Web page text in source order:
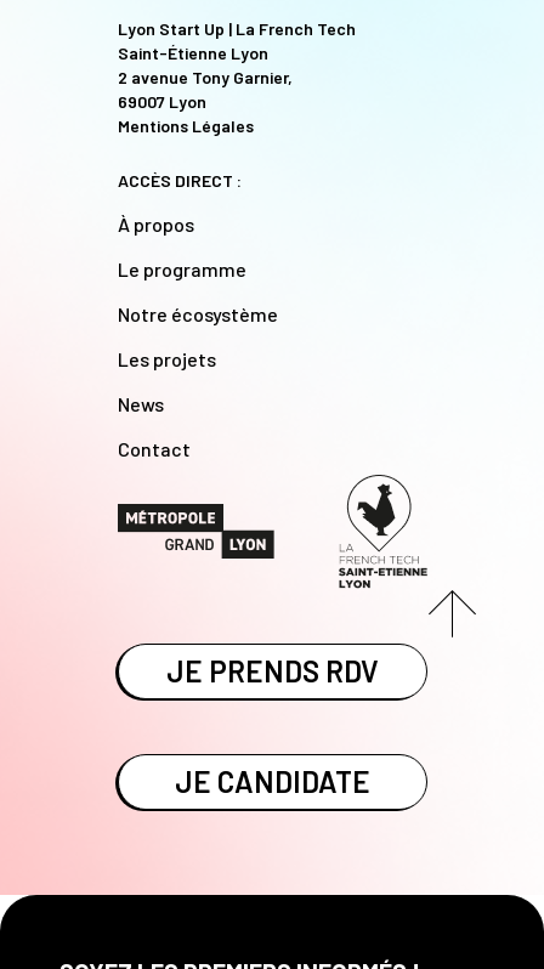
Lyon Start Up | La French Tech
Saint-Étienne Lyon
2 avenue Tony Garnier,
69007 Lyon
Mentions Légales
ACCÈS DIRECT :
À propos
Le programme
Notre écosystème
Les projets
News
Contact
JE PRENDS RDV
JE CANDIDATE